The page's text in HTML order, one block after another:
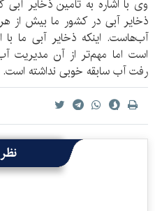
وی با اشاره به تامین ذخایر
ذخایر آبی در کشور ما بیش از
آب‌هاست. اینکه ذخایر آبی ما با
است اما مهم‌تر از آن مدیریت
رفت آب سابقه خوبی نداشته است.